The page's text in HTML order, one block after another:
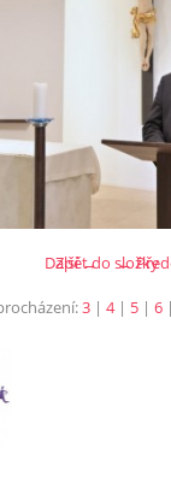
←
Další →
Zpět do složky
3 | 4| 5 | 6 |